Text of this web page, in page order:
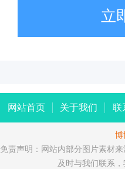
立
网站首页 关于我们 联
博
免责声明：网站内部分图片素材
及时与我们联系